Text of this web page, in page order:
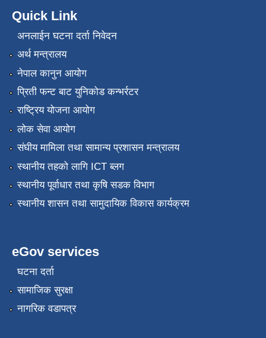
Quick Link
अनलाईन घटना दर्ता निवेदन
अर्थ मन्त्रालय
नेपाल कानुन आयोग
प्रिती फन्ट बाट युनिकोड कन्भर्रटर
राष्ट्रिय योजना आयोग
लोक सेवा आयोग
संघीय मामिला तथा सामान्य प्रशासन मन्त्रालय
स्थानीय तहको लागि ICT ब्लग
स्थानीय पूर्वाधार तथा कृषि सडक विभाग
स्थानीय शासन तथा सामुदायिक विकास कार्यक्रम
eGov services
घटना दर्ता
सामाजिक सुरक्षा
नागरिक वडापत्र